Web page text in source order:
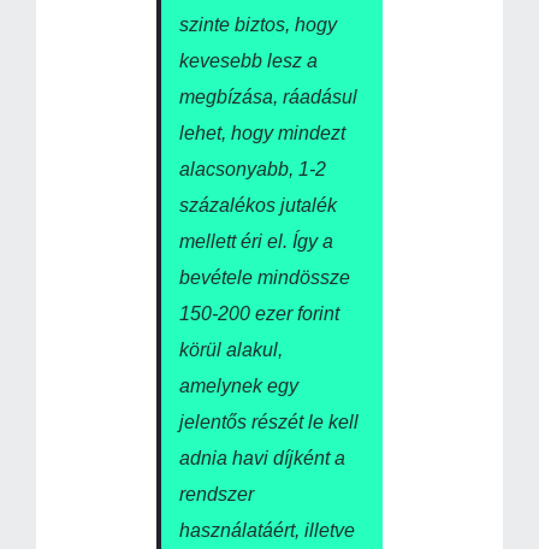
szinte biztos, hogy
kevesebb lesz a
megbízása, ráadásul
lehet, hogy mindezt
alacsonyabb, 1-2
százalékos jutalék
mellett éri el. Így a
bevétele mindössze
150-200 ezer forint
körül alakul,
amelynek egy
jelentős részét le kell
adnia havi díjként a
rendszer
használatáért, illetve